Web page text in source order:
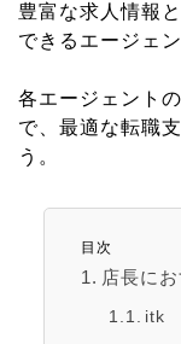
豊富な求人情報
できるエージェ
各エージェント
で、最適な転職
う。
目次
店長に
itk